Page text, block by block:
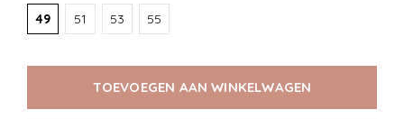
49 51 53 55
TOEVOEGEN AAN WINKELWAGEN